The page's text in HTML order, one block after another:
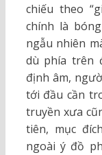
chiếu theo
chính là
ngẫu nhiên
dù phía trên
định âm,
tới đầu cần
truyền xưa
tiên, mục
ngoài ý đồ